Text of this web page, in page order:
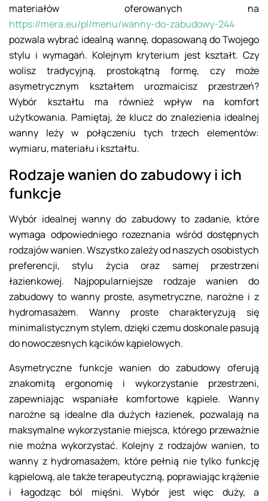
materiałów oferowanych na
https://mera.eu/pl/menu/wanny-do-zabudowy-244
pozwala wybrać idealną wannę, dopasowaną do Twojego
stylu i wymagań. Kolejnym kryterium jest kształt. Czy
wolisz tradycyjną, prostokątną formę, czy może
asymetrycznym kształtem urozmaicisz przestrzeń?
Wybór kształtu ma również wpływ na komfort
użytkowania. Pamiętaj, że klucz do znalezienia idealnej
wanny leży w połączeniu tych trzech elementów:
wymiaru, materiału i kształtu.
Rodzaje wanien do zabudowy i ich
funkcje
Wybór idealnej wanny do zabudowy to zadanie, które
wymaga odpowiedniego rozeznania wśród dostępnych
rodzajów wanien. Wszystko zależy od naszych osobistych
preferencji, stylu życia oraz samej przestrzeni
łazienkowej. Najpopularniejsze rodzaje wanien do
zabudowy to wanny proste, asymetryczne, narożne i z
hydromasażem. Wanny proste charakteryzują się
minimalistycznym stylem, dzięki czemu doskonale pasują
do nowoczesnych kącików kąpielowych.
Asymetryczne funkcje wanien do zabudowy oferują
znakomitą ergonomię i wykorzystanie przestrzeni,
zapewniając wspaniałe komfortowe kąpiele. Wanny
narożne są idealne dla dużych łazienek, pozwalają na
maksymalne wykorzystanie miejsca, którego przeważnie
nie można wykorzystać. Kolejny z rodzajów wanien, to
wanny z hydromasażem, które pełnią nie tylko funkcję
kąpielową, ale także terapeutyczną, poprawiając krążenie
i łagodząc ból mięśni. Wybór jest więc duży, a